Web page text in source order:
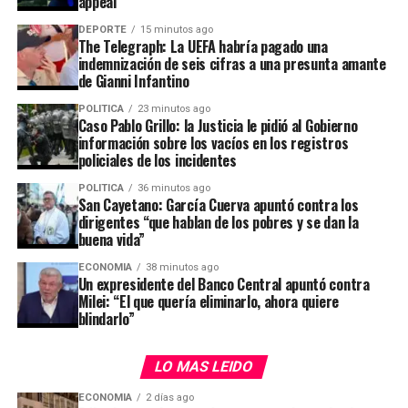
Es que mayo del año pasado, la Gendarmería entregó en
la Justicia el contenido de solo una de las dos cámaras
llevadas por la fuerza de seguridad a la movilización.
San Cayetano que ayude al pueblo a “
Patria de hermanos donde nadie sea descartable
ADVERTISEMENT
En tanto, el secretario de Inteligencia de Estado,
Cristian Auguadra
, destacó el vínculo entre la SIDE y
de los principales resultados de la cooperación entre
DEPORTE 15 minutos ago
The Telegraph: La UEFA habría pagado una
indemnización de seis cifras a una presunta amante
de Gianni Infantino
POLITICA 23 minutos ago
Caso Pablo Grillo: la Justicia le pidió al Gobierno
información sobre los vacíos en los registros
policiales de los incidentes
POLITICA 36 minutos ago
San Cayetano: García Cuerva apuntó contra los
dirigentes “que hablan de los pobres y se dan la
buena vida”
ECONOMIA 38 minutos ago
Un expresidente del Banco Central apuntó contra
Milei: “El que quería eliminarlo, ahora quiere
blindarlo”
LO MAS LEIDO
ECONOMIA 2 días ago